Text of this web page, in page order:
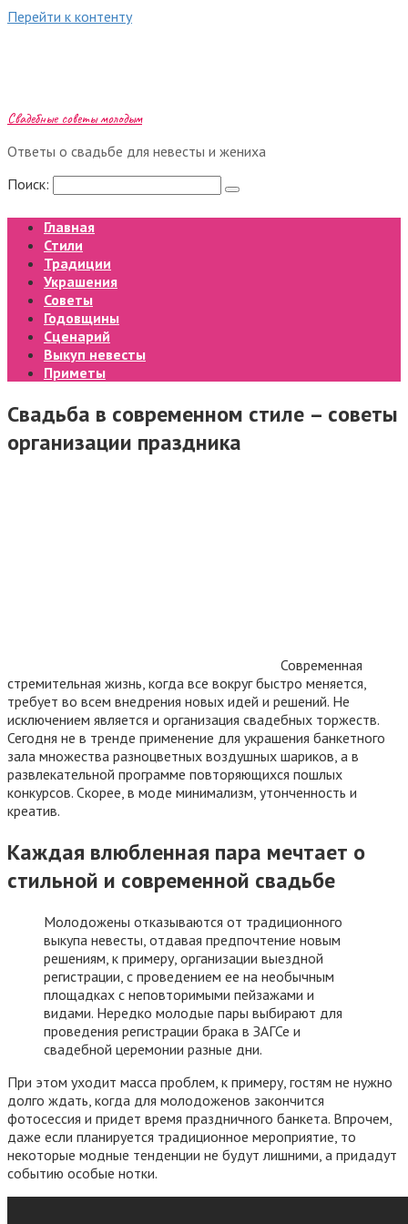
Перейти к контенту
Свадебные советы молодым
Ответы о свадьбе для невесты и жениха
Поиск:
Главная
Стили
Традиции
Украшения
Советы
Годовщины
Сценарий
Выкуп невесты
Приметы
Свадьба в современном стиле – советы
организации праздника
Современная
стремительная жизнь, когда все вокруг быстро меняется,
требует во всем внедрения новых идей и решений. Не
исключением является и организация свадебных торжеств.
Сегодня не в тренде применение для украшения банкетного
зала множества разноцветных воздушных шариков, а в
развлекательной программе повторяющихся пошлых
конкурсов. Скорее, в моде минимализм, утонченность и
креатив.
Каждая влюбленная пара мечтает о
стильной и современной свадьбе
Молодожены отказываются от традиционного
выкупа невесты, отдавая предпочтение новым
решениям, к примеру, организации выездной
регистрации, с проведением ее на необычным
площадках с неповторимыми пейзажами и
видами. Нередко молодые пары выбирают для
проведения регистрации брака в ЗАГСе и
свадебной церемонии разные дни.
При этом уходит масса проблем, к примеру, гостям не нужно
долго ждать, когда для молодоженов закончится
фотосессия и придет время праздничного банкета. Впрочем,
даже если планируется традиционное мероприятие, то
некоторые модные тенденции не будут лишними, а придадут
событию особые нотки.